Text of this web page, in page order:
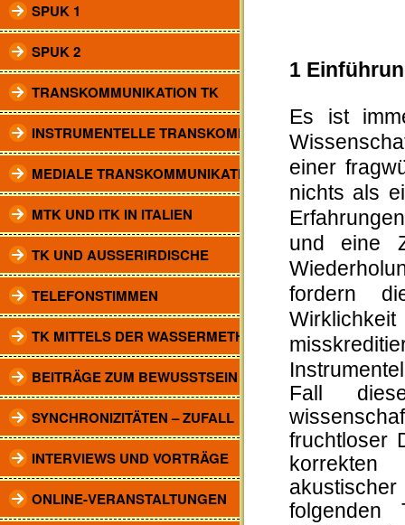
SPUK 1
SPUK 2
TRANSKOMMUNIKATION TK
INSTRUMENTELLE TRANSKOMM.
MEDIALE TRANSKOMMUNIKATION
MTK UND ITK IN ITALIEN
TK UND AUSSERIRDISCHE
TELEFONSTIMMEN
TK MITTELS DER WASSERMETHODE
BEITRÄGE ZUM BEWUSSTSEIN
SYNCHRONIZITÄTEN – ZUFALL
INTERVIEWS UND VORTRÄGE
ONLINE-VERANSTALTUNGEN
1
Es ist
einer
nichts als
und eine
fordern
Fall
fruchtloser
korrekten
folgenden